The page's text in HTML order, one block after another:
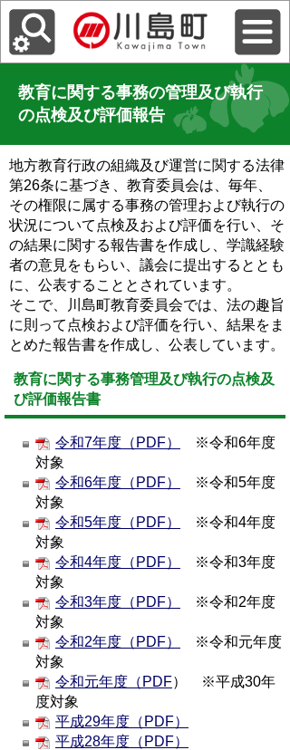
教育に関する事務の管理及び執行
の点検及び評価報告
地方教育行政の組織及び運営に関する法律
第26条に基づき、教育委員会は、毎年、
その権限に属する事務の管理および執行の
状況について点検及および評価を行い、そ
の結果に関する報告書を作成し、学識経験
者の意見をもらい、議会に提出するととも
に、公表することとされています。
そこで、川島町教育委員会では、法の趣旨
に則って点検および評価を行い、結果をま
とめた報告書を作成し、公表しています。
教育に関する事務管理及び執行の点検及
び評価報告書
令和7年度（PDF）
※令和6年度
対象
令和6年度（PDF）
※令和5年度
対象
令和5年度（PDF）
※令和4年度
対象
令和4年度（PDF）
※令和3年度
対象
令和3年度（PDF）
※令和2年度
対象
令和2年度（PDF）
※令和元年度
対象
令和元年度（PDF） ※平成30年
度対象
平成29年度（PDF）
平成28年度（PDF）